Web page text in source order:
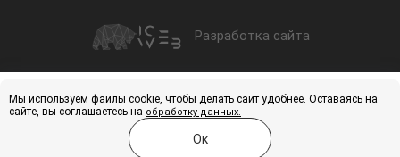
Купить
Получить скидку
Разработка сайта
Мы используем файлы cookie, чтобы делать сайт удобнее. Оставаясь на
сайте, вы соглашаетесь на обработку данных.
Ок